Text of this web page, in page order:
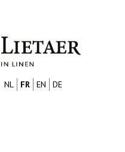
NL FR EN DE